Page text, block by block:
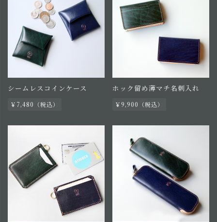
シームレスコインケース
￥7,480（税込）
ホック留め薄マチ名刺入れ
￥9,900（税込）